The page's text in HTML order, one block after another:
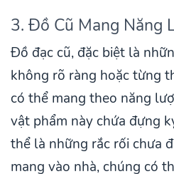
3. Đồ Cũ Mang Năng
Đồ đạc cũ, đặc biệt là
không rõ ràng hoặc từng
có thể mang theo năng
vật phẩm này chứa đựng
thể là những rắc rối chưa
mang vào nhà, chúng có